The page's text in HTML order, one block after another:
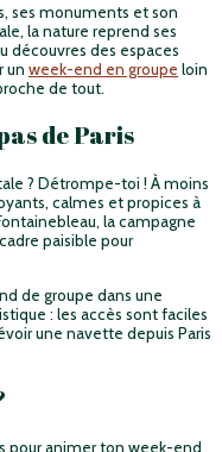
ses monuments et son
la nature reprend ses
découvres des espaces
un week-end en groupe loin
de tout.
de Paris
? Détrompe-toi ! À moins
calmes et propices à
la campagne
paisible pour
de groupe dans une
: les accès sont faciles
une navette depuis Paris
pour animer ton week-end